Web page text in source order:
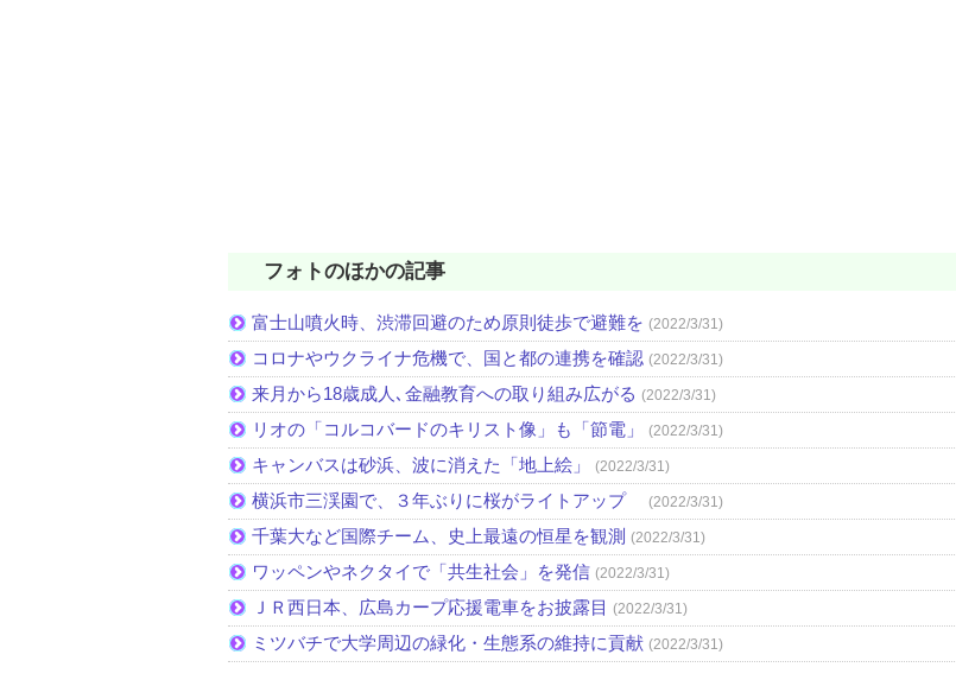
フォトのほかの記事
富士山噴火時、渋滞回避のため原則徒歩で避難を (2022/3/31)
コロナやウクライナ危機で、国と都の連携を確認 (2022/3/31)
来月から18歳成人､金融教育への取り組み広がる (2022/3/31)
リオの「コルコバードのキリスト像」も「節電」 (2022/3/31)
キャンバスは砂浜、波に消えた「地上絵」 (2022/3/31)
横浜市三渓園で、３年ぶりに桜がライトアップ (2022/3/31)
千葉大など国際チーム、史上最遠の恒星を観測 (2022/3/31)
ワッペンやネクタイで「共生社会」を発信 (2022/3/31)
ＪＲ西日本、広島カープ応援電車をお披露目 (2022/3/31)
ミツバチで大学周辺の緑化・生態系の維持に貢献 (2022/3/31)